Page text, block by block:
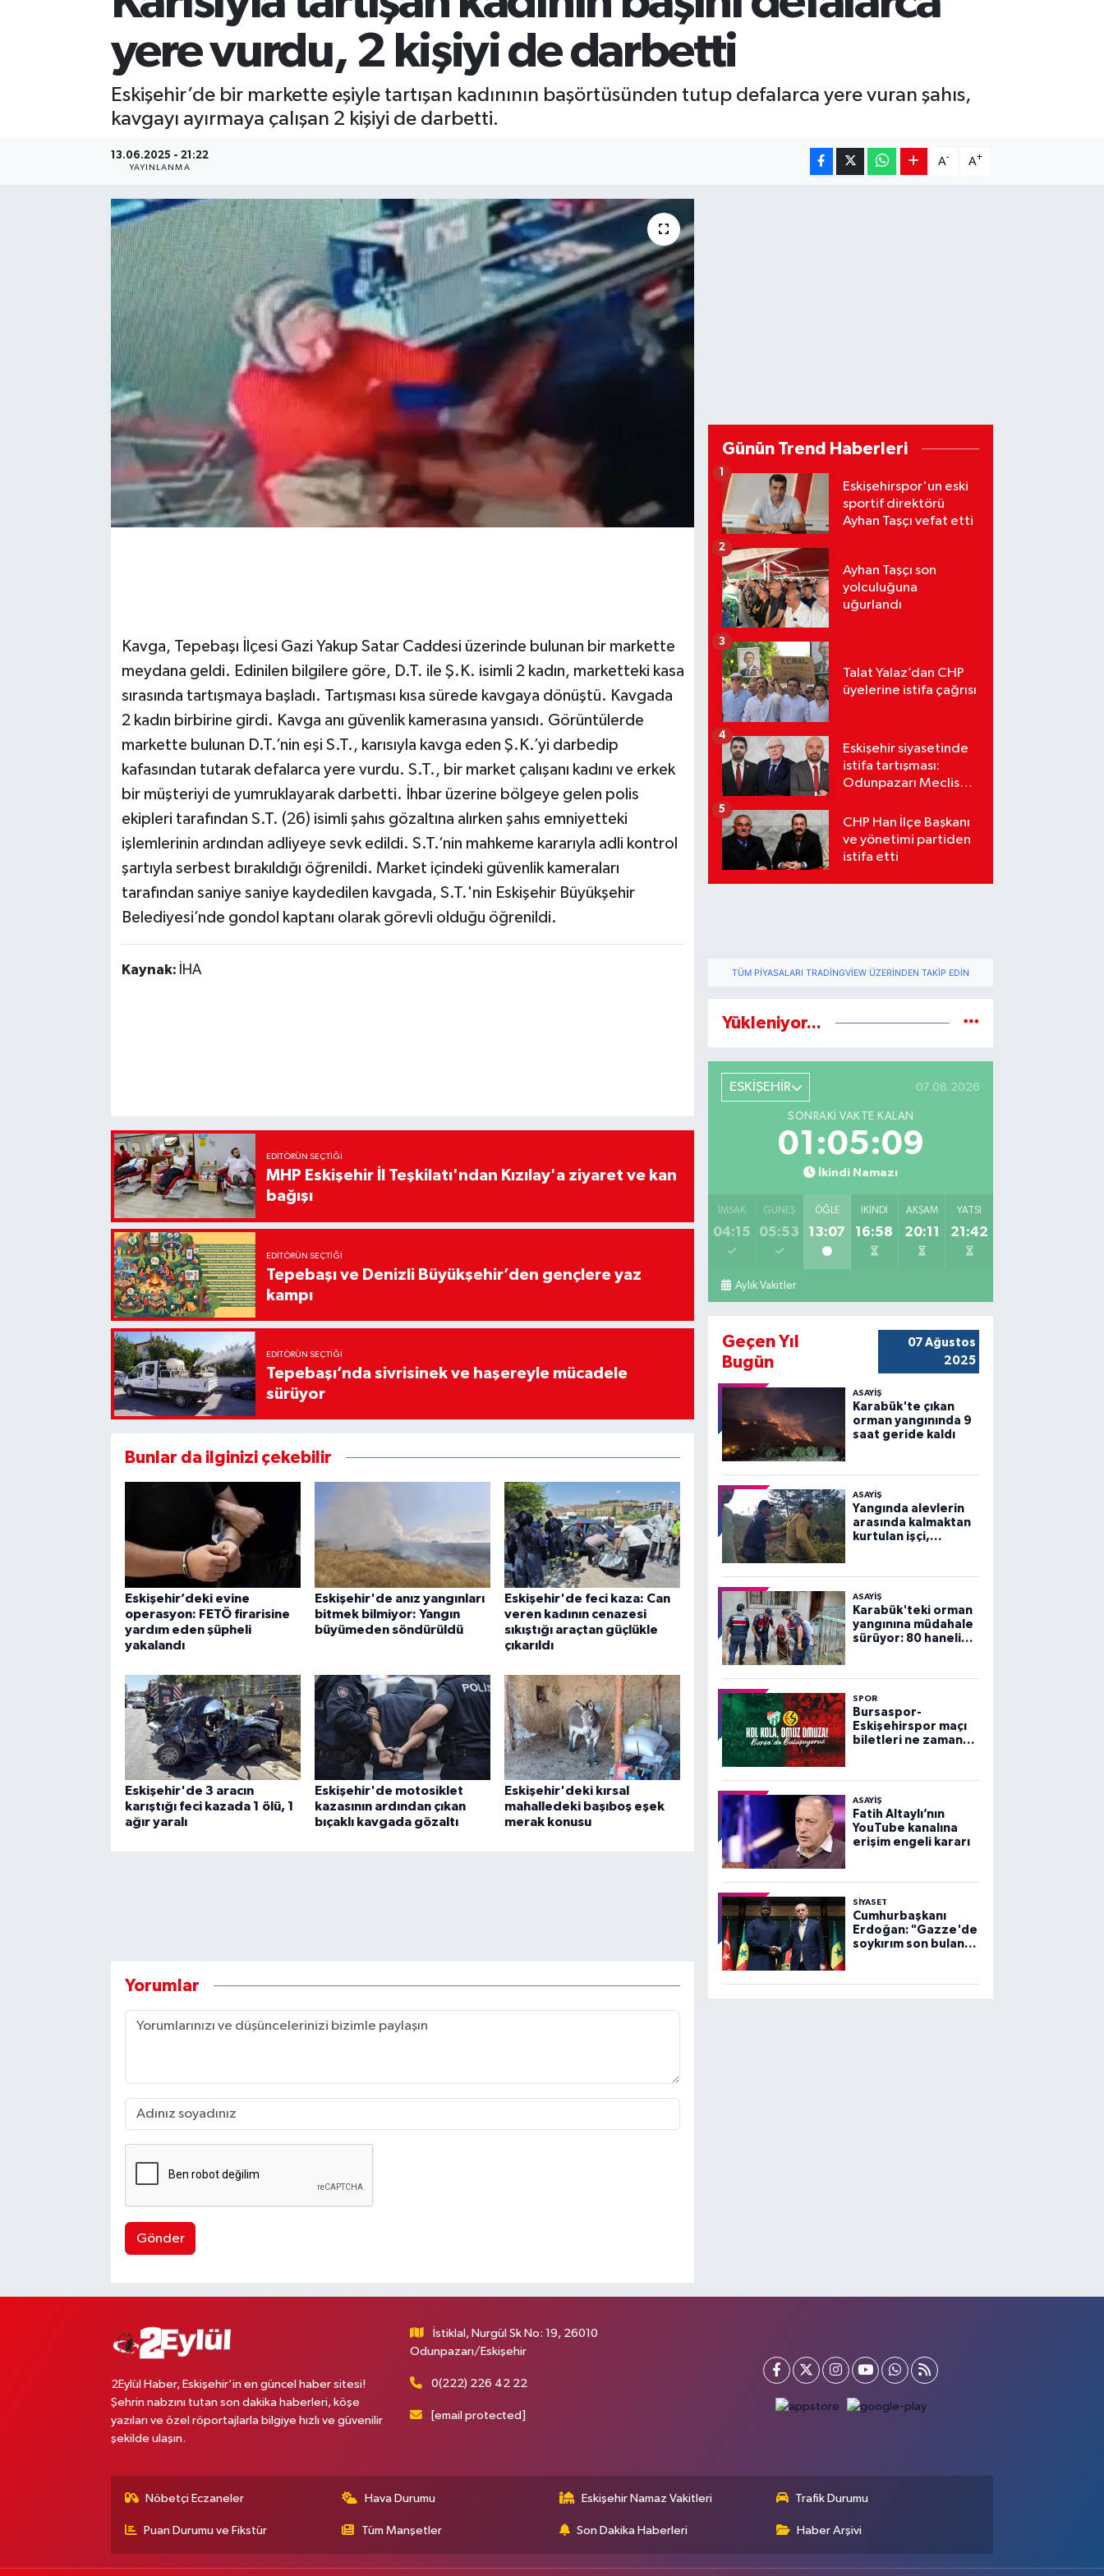
yere vurdu, 2 kişiyi de darbetti
Eskişehir’de bir markette eşiyle tartışan kadınının başörtüsünden tutup defalarca yere vuran şahıs,
kavgayı ayırmaya çalışan 2 kişiyi de darbetti.
13.06.2025 - 21:22
YAYINLANMA
A- A+
Kavga, Tepebaşı İlçesi Gazi Yakup Satar Caddesi üzerinde bulunan bir markette
meydana geldi. Edinilen bilgilere göre, D.T. ile Ş.K. isimli 2 kadın, marketteki kasa
sırasında tartışmaya başladı. Tartışması kısa sürede kavgaya dönüştü. Kavgada
2 kadın birbirine girdi. Kavga anı güvenlik kamerasına yansıdı. Görüntülerde
markette bulunan D.T.’nin eşi S.T., karısıyla kavga eden Ş.K.’yi darbedip
kafasından tutarak defalarca yere vurdu. S.T., bir market çalışanı kadını ve erkek
bir müşteriyi de yumruklayarak darbetti. İhbar üzerine bölgeye gelen polis
ekipleri tarafından S.T. (26) isimli şahıs gözaltına alırken şahıs emniyetteki
işlemlerinin ardından adliyeye sevk edildi. S.T.’nin mahkeme kararıyla adli kontrol
şartıyla serbest bırakıldığı öğrenildi. Market içindeki güvenlik kameraları
tarafından saniye saniye kaydedilen kavgada, S.T.'nin Eskişehir Büyükşehir
Belediyesi’nde gondol kaptanı olarak görevli olduğu öğrenildi.
Kaynak: İHA
EDITÖRÜN SEÇTIĞI
MHP Eskişehir İl Teşkilatı'ndan Kızılay'a ziyaret ve kan
bağışı
EDITÖRÜN SEÇTIĞI
Tepebaşı ve Denizli Büyükşehir’den gençlere yaz
kampı
EDITÖRÜN SEÇTIĞI
Tepebaşı’nda sivrisinek ve haşereyle mücadele
sürüyor
Bunlar da ilginizi çekebilir
Eskişehir’deki evine
operasyon: FETÖ firarisine
yardım eden şüpheli
yakalandı
Eskişehir'de anız yangınları
bitmek bilmiyor: Yangın
büyümeden söndürüldü
Eskişehir'de feci kaza: Can
veren kadının cenazesi
sıkıştığı araçtan güçlükle
çıkarıldı
Eskişehir'de 3 aracın
karıştığı feci kazada 1 ölü, 1
ağır yaralı
Eskişehir'de motosiklet
kazasının ardından çıkan
bıçaklı kavgada gözaltı
Eskişehir'deki kırsal
mahalledeki başıboş eşek
merak konusu
Yorumlar
Gönder
Günün Trend Haberleri
Eskişehirspor'un eski
sportif direktörü
Ayhan Taşçı vefat etti
Ayhan Taşçı son
yolculuğuna
uğurlandı
2
Talat Yalaz’dan CHP
üyelerine istifa çağrısı
3
Eskişehir siyasetinde
istifa tartışması:
Odunpazarı Meclis
medyada karşı karşıya
geldi
4
CHP Han İlçe Başkanı
ve yönetimi partiden
istifa etti
5
TÜM PIYASALARI TRADINGVIEW ÜZERINDEN TAKIP EDIN
Yükleniyor...
ESKİŞEHİR 07.08.2026
SONRAKI VAKTE KALAN
01:05:07
İkindi Namazı
İMSAK
04:15
GÜNEŞ
05:53
ÖĞLE
13:07
İKINDI
16:58
AKŞAM
20:11
YATSI
21:42
Aylık Vakitler
Geçen Yıl
Bugün
07 Ağustos
2025
ASAYİŞ
Karabük'te çıkan
orman yangınında 9
saat geride kaldı
ASAYİŞ
Yangında alevlerin
arasında kalmaktan
kurtulan işçi,
panik yaşadı
ASAYİŞ
Karabük'teki orman
yangınına müdahale
sürüyor: 80 haneli
SPOR
Bursaspor-
Eskişehirspor maçı
biletleri ne zaman
ASAYİŞ
Fatih Altaylı’nın
YouTube kanalına
erişim engeli kararı
SİYASET
Cumhurbaşkanı
Erdoğan: "Gazze'de
soykırım son bulana
2Eylül Haber, Eskişehir’in en güncel haber sitesi!
Şehrin nabzını tutan son dakika haberleri, köşe
yazıları ve özel röportajlarla bilgiye hızlı ve güvenilir
şekilde ulaşın.
İstiklal, Nurgül Sk No: 19, 26010
Odunpazarı/Eskişehir
0(222) 226 42 22
[email protected]
Nöbetçi Eczaneler Hava Durumu Eskişehir Namaz Vakitleri Trafik Durumu
Puan Durumu ve Fikstür Tüm Manşetler Son Dakika Haberleri Haber Arşivi